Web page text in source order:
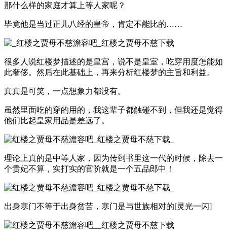
那什么样的家庭才算上等人家呢？
毕竟他是当过正儿八经的皇帝，肯定不能比的……
很多人说红楼梦描述的是皇宫，说不是皇室，吃穿用度怎能如
此奢侈。然后在此基础上，再来分析红楼梦的主旨和利益。
真真是可笑，一点想象力都没有。
虽然里面吃的穿的用的，我这辈子都触碰不到，但我还是觉得
他们比起皇家用品是差远了。
理论上真的是中等人家，因为传到书里这一代的时候，除去一
个贵妃不算，实打实的官阶就是一个五品郎中！
出身寒门不等于出身贫苦，寒门是与世族相对的[灵光一闪]